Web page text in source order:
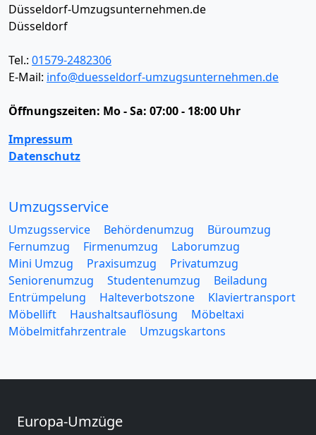
Düsseldorf-Umzugsunternehmen.de
Düsseldorf
Tel.: 01579-2482306
E-Mail: info@duesseldorf-umzugsunternehmen.de
Öffnungszeiten: Mo - Sa: 07:00 - 18:00 Uhr
Impressum
Datenschutz
Umzugsservice
Umzugsservice Behördenumzug
Büroumzug
Fernumzug
Firmenumzug
Laborumzug
Mini Umzug
Praxisumzug
Privatumzug
Seniorenumzug
Studentenumzug
Beiladung
Entrümpelung
Halteverbotszone
Klaviertransport
Möbellift
Haushaltsauflösung
Möbeltaxi
Möbelmitfahrzentrale
Umzugskartons
Europa-Umzüge